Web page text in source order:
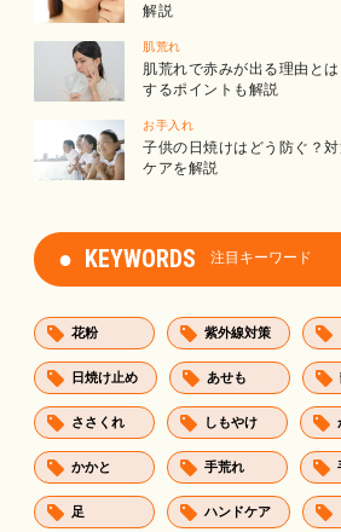
解説
肌荒れ
肌荒れで赤みが出る理由と
するポイントも解説
お手入れ
子供の日焼けはどう防ぐ？
ケアを解説
KEYWORDS 注目キーワード
花粉 紫外線対策
日焼け止め あせも
ささくれ しもやけ
かかと 手荒れ
足 ハンドケア